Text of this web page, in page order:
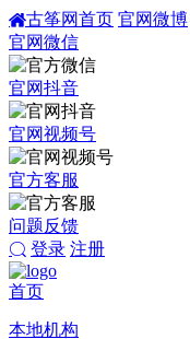
古筝网首页 官网微博
官网微信
官网抖音
官网视频号
官方客服
问题反馈
登录 注册
首页
本地机构